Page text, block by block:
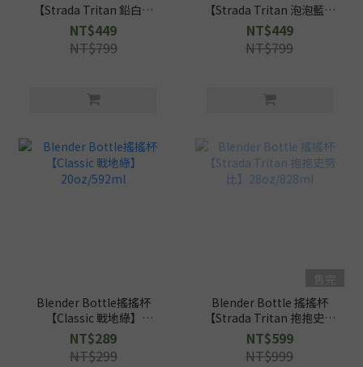
【Strada Tritan 鉛白】
28oz/828ml
NT$449
NT$799
【Strada Tritan 泡泡藍】
28oz/828ml
NT$449
NT$799
Blender Bottle搖搖杯
【Classic 戰地綠】
20oz/592ml
NT$289
NT$299
Blender Bottle 搖搖杯
【Strada Tritan 抱抱史努
比】28oz/828ml
NT$599
NT$999